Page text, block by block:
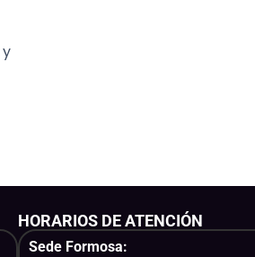
HORARIOS DE ATENCIÓN
Sede Formosa: